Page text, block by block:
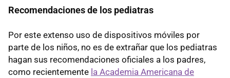
Recomendaciones de los pediatras
Por este extenso uso de dispositivos móviles por
parte de los niños, no es de extrañar que los pediatras
hagan sus recomendaciones oficiales a los padres,
como recientemente la Academia Americana de